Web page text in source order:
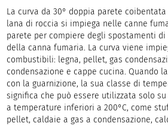
La curva da 30° doppia parete
lana di roccia si impiega nelle canne
parete per compiere degli spostamenti
della canna fumaria. La curva viene
combustibili: legna, pellet, gas
condensazione e cappe cucina. Quando
con la guarnizione, la sua classe di
significa che può essere utilizzata solo
a temperature inferiori a 200°C, come
pellet, caldaie a gas a condensazione,